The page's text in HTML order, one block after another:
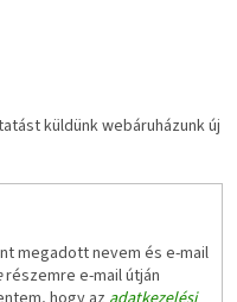
küldünk webáruházunk új
megadott nevem és e-mail
részemre e-mail útján